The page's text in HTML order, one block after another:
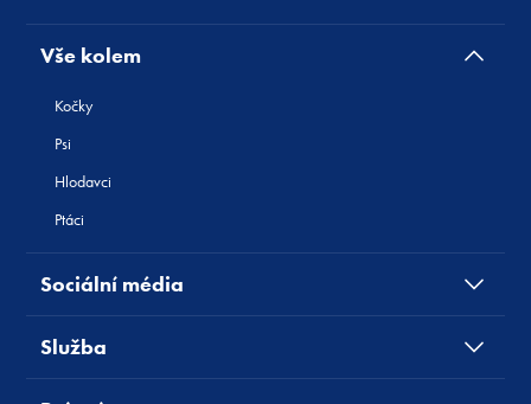
Vše kolem
Kočky
Psi
Hlodavci
Ptáci
Sociální média
Služba